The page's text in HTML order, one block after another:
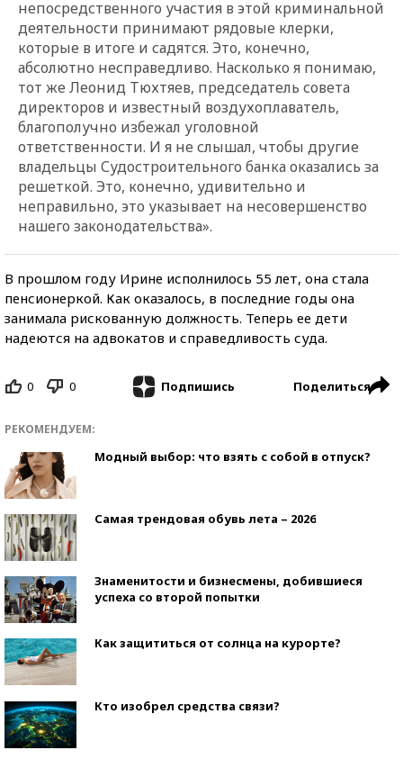
непосредственного участия в этой криминальной
деятельности принимают рядовые клерки,
которые в итоге и садятся. Это, конечно,
абсолютно несправедливо. Насколько я понимаю,
тот же Леонид Тюхтяев, председатель совета
директоров и известный воздухоплаватель,
благополучно избежал уголовной
ответственности. И я не слышал, чтобы другие
владельцы Судостроительного банка оказались за
решеткой. Это, конечно, удивительно и
неправильно, это указывает на несовершенство
нашего законодательства».
В прошлом году Ирине исполнилось 55 лет, она стала
пенсионеркой. Как оказалось, в последние годы она
занимала рискованную должность. Теперь ее дети
надеются на адвокатов и справедливость суда.
0 0 Подпишись Поделиться
РЕКОМЕНДУЕМ:
Модный выбор: что взять с собой в отпуск?
Самая трендовая обувь лета – 2026
Знаменитости и бизнесмены, добившиеся
успеха со второй попытки
Как защититься от солнца на курорте?
Кто изобрел средства связи?